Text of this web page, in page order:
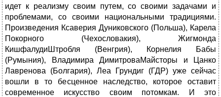
идет к реализму своим путем, со своими задачами и
проблемами, со своими национальными традициями.
Произведе­ния Ксаверия Дуниковского (Польша), Карела
Покорного (Чехословакия), Жигмонда
КишфалудиШтробля (Венгрия), Корнелия Бабы
(Румыния), Владимира ДимитроваМайсторы и Цанко
Лавренова (Болгария), Леа Грундиг (ГДР) уже сейчас
вошли в то бесценное наследство, которое оставит
современное искусство своим потомкам. И это